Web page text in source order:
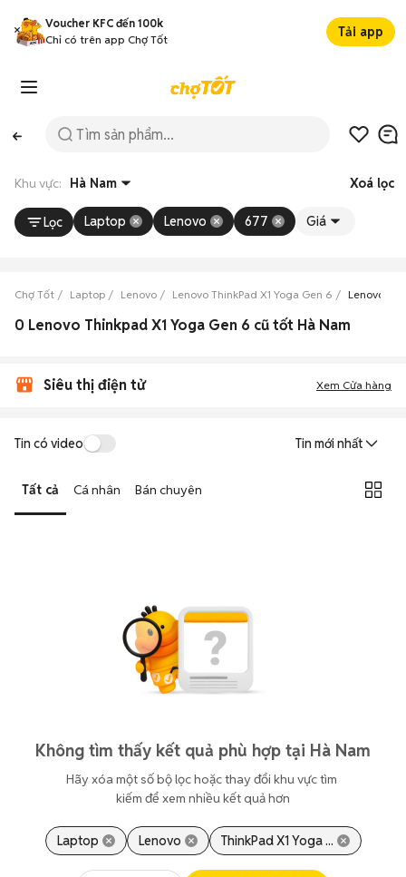
Voucher KFC đến 100k
Chỉ có trên app Chợ Tốt
Tải app
Khu vực: Hà Nam Xoá lọc
Lọc Laptop Lenovo 677 Giá
Chợ Tốt Laptop Lenovo Lenovo ThinkPad X1 Yoga Gen 6 Lenovo
0 Lenovo Thinkpad X1 Yoga Gen 6 cũ tốt Hà Nam
Siêu thị điện tử Xem Cửa hàng
Tin có video Tin mới nhất
Tất cả Cá nhân Bán chuyên
Không tìm thấy kết quả phù hợp tại Hà Nam
Hãy xóa một số bộ lọc hoặc thay đổi khu vực tìm
kiếm để xem nhiều kết quả hơn
Laptop Lenovo ThinkPad X1 Yoga ...